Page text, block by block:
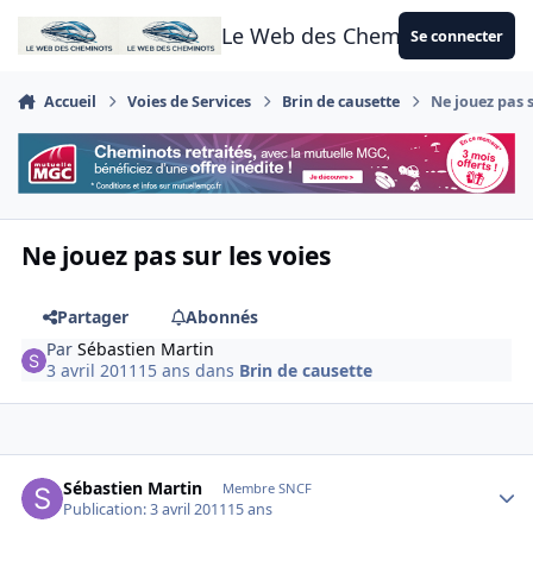
Aller au contenu
Le Web des CheminotsSe connecter
Accueil Voies de Services Brin de causette Ne jouez pas
Ne jouez pas sur les voies
Partager
Abonnés
ParSébastien Martin
3 avril 2011 15 ans dans Brin de causette
Sébastien Martin Membre SNCF
Publication:3 avril 201115 ans